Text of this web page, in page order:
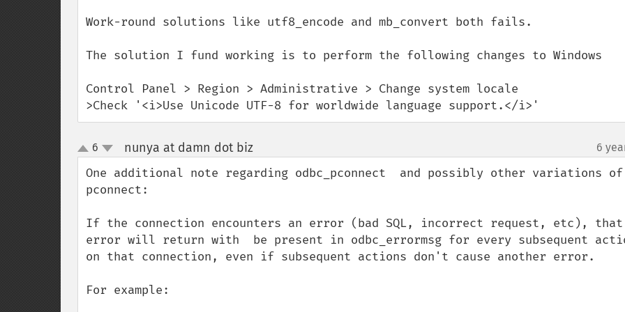
Work-round solutions like utf8_encode and mb_convert both fails.
The solution I fund working is to perform the following changes to Windows
Control Panel > Region > Administrative > Change system locale
>Check '<i>Use Unicode UTF-8 for worldwide language support.</i>'
up
down
6 nunya at damn dot biz¶ 6
One additional note regarding odbc_pconnect  and possibly other variations of
pconnect:
If the connection encounters an error (bad SQL, incorrect request, etc), that
error will return with  be present in odbc_errormsg for every subsequent
on that connection, even if subsequent actions don't cause another error.
For example: